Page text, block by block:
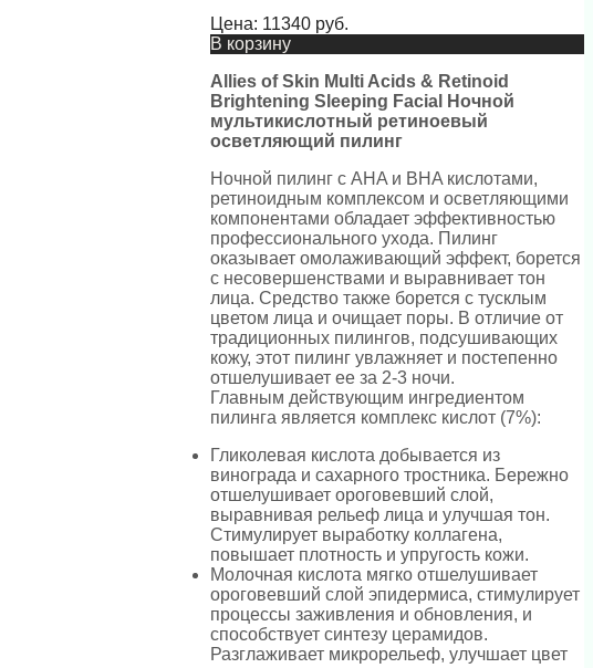
Цена: 11340 руб.
В корзину
Allies of Skin Multi Acids & Retinoid
Brightening Sleeping Facial Ночной
мультикислотный ретиноевый
осветляющий пилинг
Ночной пилинг с AHA и BHA кислотами,
ретиноидным комплексом и осветляющими
компонентами обладает эффективностью
профессионального ухода. Пилинг
оказывает омолаживающий эффект, борется
с несовершенствами и выравнивает тон
лица. Средство также борется с тусклым
цветом лица и очищает поры. В отличие от
традиционных пилингов, подсушивающих
кожу, этот пилинг увлажняет и постепенно
отшелушивает ее за 2-3 ночи.
Главным действующим ингредиентом
пилинга является комплекс кислот (7%):
Гликолевая кислота добывается из
винограда и сахарного тростника. Бережно
отшелушивает ороговевший слой,
выравнивая рельеф лица и улучшая тон.
Стимулирует выработку коллагена,
повышает плотность и упругость кожи.
Молочная кислота мягко отшелушивает
ороговевший слой эпидермиса, стимулирует
процессы заживления и обновления, и
способствует синтезу церамидов.
Разглаживает микрорельеф, улучшает цвет